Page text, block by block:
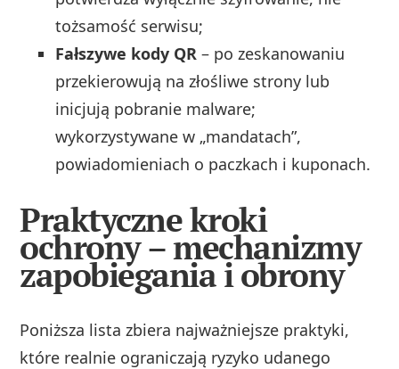
tożsamość serwisu;
Fałszywe kody QR – po zeskanowaniu
przekierowują na złośliwe strony lub
inicjują pobranie malware;
wykorzystywane w „mandatach”,
powiadomieniach o paczkach i kuponach.
Praktyczne kroki
ochrony – mechanizmy
zapobiegania i obrony
Poniższa lista zbiera najważniejsze praktyki,
które realnie ograniczają ryzyko udanego